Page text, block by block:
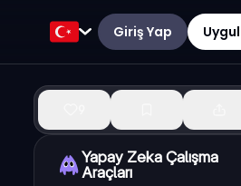
Giriş Yap
Yapay Zeka Çalışma
Araçları